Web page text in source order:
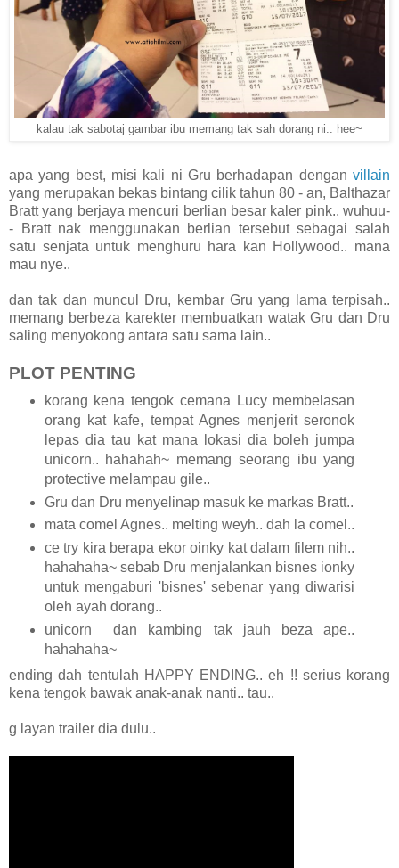
kalau tak sabotaj gambar ibu memang tak sah dorang ni.. hee~
apa yang best, misi kali ni Gru berhadapan dengan villain
yang merupakan bekas bintang cilik tahun 80 - an, Balthazar
Bratt yang berjaya mencuri berlian besar kaler pink.. wuhuu-
- Bratt nak menggunakan berlian tersebut sebagai salah
satu senjata untuk menghuru hara kan Hollywood.. mana
mau nye..
dan tak dan muncul Dru, kembar Gru yang lama terpisah..
memang berbeza karekter membuatkan watak Gru dan Dru
saling menyokong antara satu sama lain..
PLOT PENTING
korang kena tengok cemana Lucy membelasan
orang kat kafe, tempat Agnes menjerit seronok
lepas dia tau kat mana lokasi dia boleh jumpa
unicorn.. hahahah~ memang seorang ibu yang
protective melampau gile..
Gru dan Dru menyelinap masuk ke markas Bratt..
mata comel Agnes.. melting weyh.. dah la comel..
ce try kira berapa ekor oinky kat dalam filem nih..
hahahaha~ sebab Dru menjalankan bisnes ionky
untuk mengaburi 'bisnes' sebenar yang diwarisi
oleh ayah dorang..
unicorn dan kambing tak jauh beza ape..
hahahaha~
ending dah tentulah HAPPY ENDING.. eh !! serius korang
kena tengok bawak anak-anak nanti.. tau..
g layan trailer dia dulu..